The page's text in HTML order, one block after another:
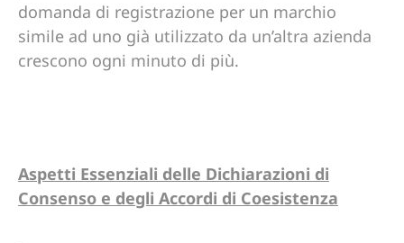
domanda di registrazione per un marchio
simile ad uno già utilizzato da un’altra azienda
crescono ogni minuto di più.
Aspetti Essenziali delle Dichiarazioni di
Consenso e degli Accordi di Coesistenza